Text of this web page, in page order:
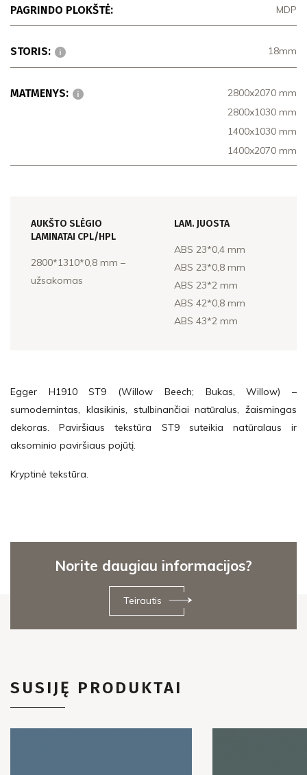
PAGRINDO PLOKŠTĖ: MDP
STORIS: 18mm
MATMENYS:
2800x2070 mm
2800x1030 mm
1400x1030 mm
1400x2070 mm
AUKŠTO SLĖGIO
LAMINATAI CPL/HPL
2800*1310*0,8 mm –
užsakomas
LAM. JUOSTA
ABS 23*0,4 mm
ABS 23*0,8 mm
ABS 23*2 mm
ABS 42*0,8 mm
ABS 43*2 mm
Egger H1910 ST9 (Willow Beech; Bukas, Willow) –
sumodernintas, klasikinis, stulbinančiai natūralus, žaismingas
dekoras. Paviršiaus tekstūra ST9 suteikia natūralaus ir
aksominio paviršiaus pojūtį.
Kryptinė tekstūra.
Norite daugiau informacijos?
Teirautis
SUSIJĘ PRODUKTAI